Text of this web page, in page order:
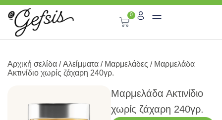
0
Αρχική σελίδα /Αλείμματα / Μαρμελάδες / Μαρμελάδα
Ακτινίδιο χωρίς ζάχαρη 240γρ.
Μαρμελάδα Ακτινίδιο
χωρίς ζάχαρη 240γρ.